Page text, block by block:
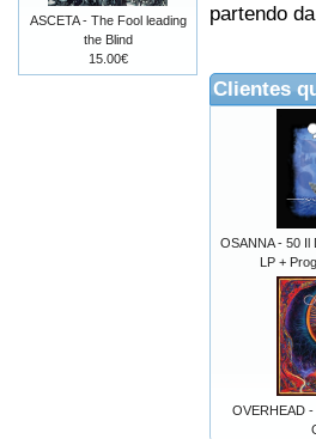
partendo
Clientes
OSANNA - 50 Il
LP +
OVERHEAD
ASCETA - The Fool leading
the Blind
15.00€